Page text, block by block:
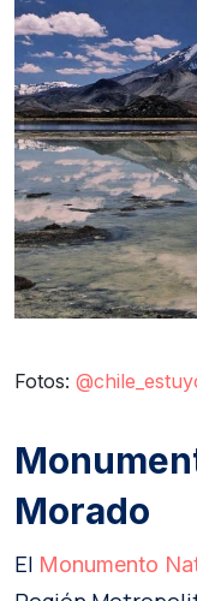
Fotos:
Morado
El Monumento